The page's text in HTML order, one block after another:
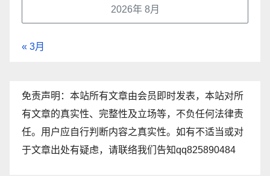
2026年 8月
« 3月
免责声明：本站所有文章由会员即时发表，本站对所
有文章的真实性、完整性及立场等，不负任何法律责
任。用户应自行判断内容之真实性。如有不适当或对
于文章出处有疑虑，请联络我们告知qq825890484